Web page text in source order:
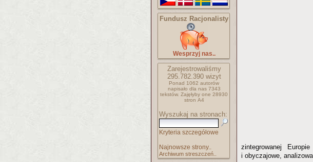
Fundusz Racjonalisty
Wesprzyj nas..
Zarejestrowaliśmy
295.782.390wizyt
Ponad 1062 autorów
napisało dla nas 7343
tekstów. Zajęłyby one 28930
stron A4
Wyszukaj na stronach:
Kryteria szczegółowe
Najnowsze strony..
Archiwum streszczeń..
zintegrowanej
i obyczajowe,